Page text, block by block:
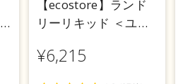
【ecostore】ランド
リーリキッド ＜ユー
¥6,215